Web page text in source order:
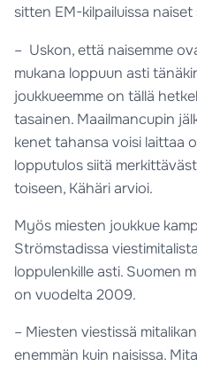
sitten EM-kilpailuissa
– Uskon, että naisemme
mukana loppuun asti
joukkueemme on tällä
tasainen. Maailmancupin
kenet tahansa voisi laittaa
lopputulos siitä
toiseen, Kähäri arvioi.
Myös miesten joukkue
Strömstadissa
loppulenkille asti. Suomen
on vuodelta 2009.
– Miesten viestissä
enemmän kuin naisissa.